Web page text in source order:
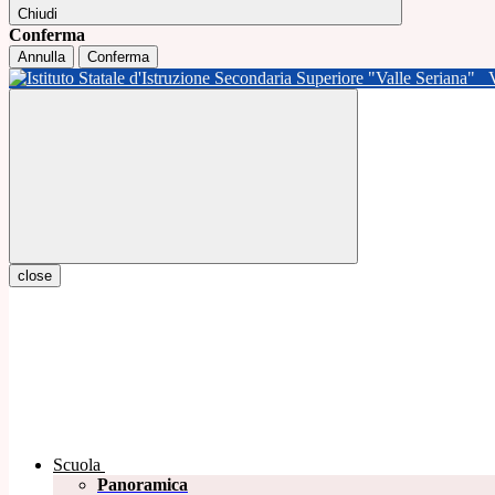
Chiudi
Conferma
Annulla Conferma
close
Scuola
Panoramica